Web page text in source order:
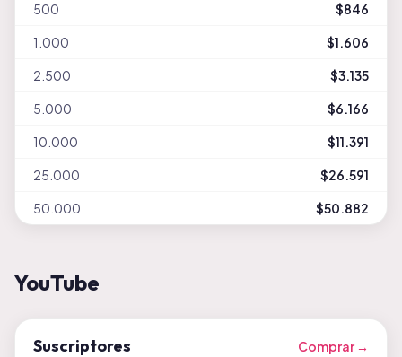
500 $846
1.000 $1.606
2.500 $3.135
5.000 $6.166
10.000 $11.391
25.000 $26.591
50.000 $50.882
YouTube
Suscriptores Comprar →